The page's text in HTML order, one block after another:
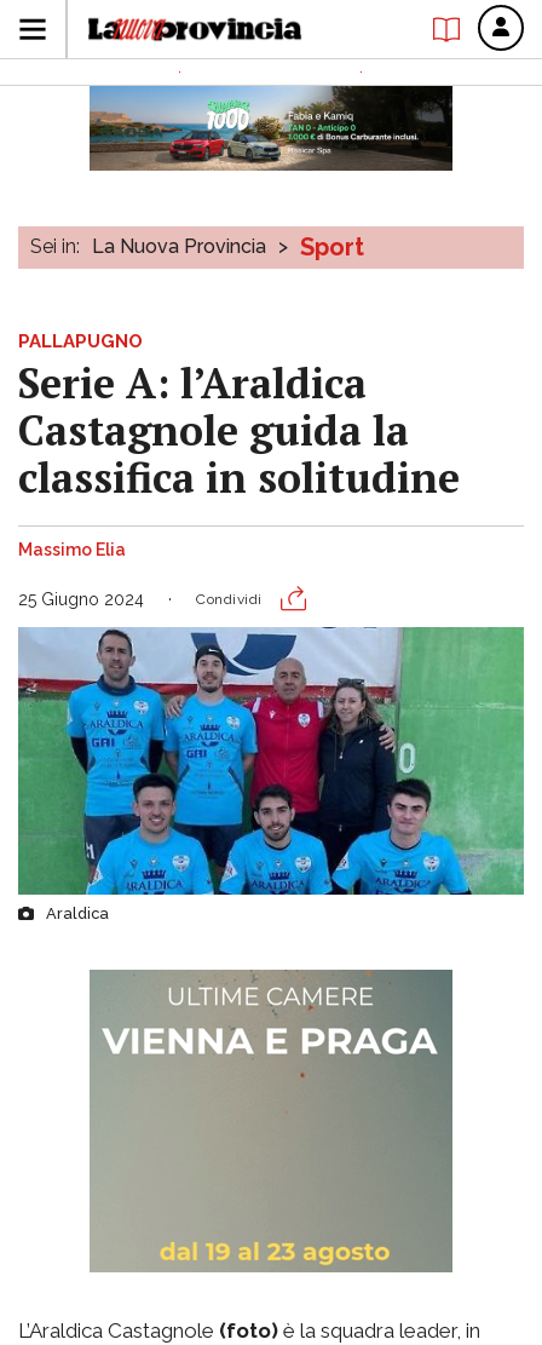
Sei in: La Nuova Provincia > Sport
PALLAPUGNO
Serie A: l’Araldica
Castagnole guida la
classifica in solitudine
Massimo Elia
25 Giugno 2024 Condividi
Araldica
L’Araldica Castagnole (foto) è la squadra leader, in